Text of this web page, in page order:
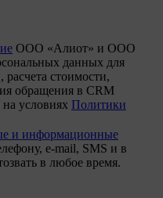
ООО «Алиот» и ООО
данных для
расчета стоимости,
обращения в CRM
условиях Политики
и информационные
e-mail, SMS и в
в любое время.